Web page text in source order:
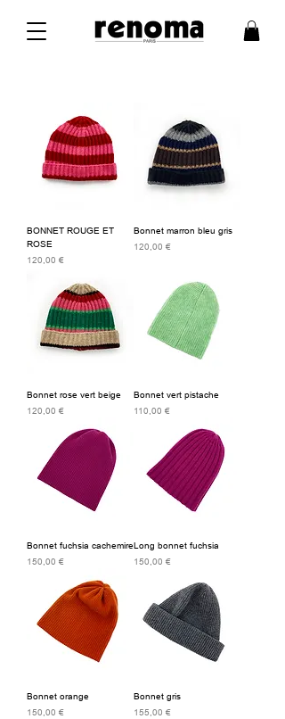
BONNET ROUGE ET
ROSE
Prix
120,00 €
Bonnet marron bleu gris
Prix
120,00 €
Bonnet rose vert beige
Prix
120,00 €
Bonnet vert pistache
Prix
110,00 €
Bonnet fuchsia cachemire
Prix
150,00 €
Long bonnet fuchsia
Prix
150,00 €
Bonnet orange
Prix
150,00 €
Bonnet gris
Prix
155,00 €